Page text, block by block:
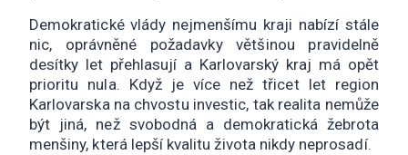
Demokratické vlády nejmenšímu kraji nabízí stále
nic, oprávněné požadavky většinou pravidelně
desítky let přehlasují a Karlovarský kraj má opět
prioritu nula. Když je více než třicet let region
Karlovarska na chvostu investic, tak realita nemůže
být jiná, než svobodná a demokratická žebrota
menšiny, která lepší kvalitu života nikdy neprosadí.